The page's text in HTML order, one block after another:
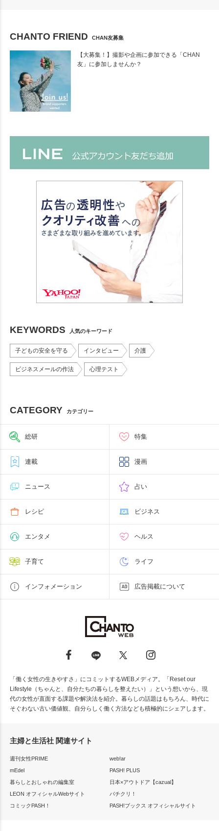
CHANTO FRIEND CHAN友募集
【大募集！】撮影や企画に参加できる「CHAN
友」に参加しませんか？
KEYWORDS 人気のキーワード
子どもの安全を守る インタビュー 介護
ビジネスメールの作法 心理テスト
CATEGORY カテゴリー
総研 特集
連載 漫画
ニュース 占い
レシピ ビジネス
エンタメ ヘルス
子育て ライフ
インフォメーション 広告掲載について
「働く女性の生きやすさ」にコミットするWEBメディア。「Reset our
Lifestyle（ちゃんと、自分たちの暮らしを整えたい）」という想いから、現
代の女性が直面する課題や解決法を紹介。暮らしの話題はもちろん、時代に
そぐわない古い価値観、自分らしく働く方法なども積極的にシェアします。
主婦と生活社 関連サイト
週刊女性PRIME
web!ar
mEdel
PASH! PLUS
暮らしとおしゃれの編集室
日本×アウトドア【cazual】
LEON オフィシャルWebサイト
パチクリ！
コミックPASH！
PASH!ブックス オフィシャルサイト